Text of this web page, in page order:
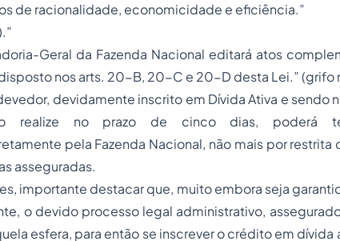
de racionalidade, economicidade e eficiência.”
Geral da Fazenda Nacional editará atos
nos arts. 20-B, 20-C e 20-D desta Lei.” (grifo
devidamente inscrito em Dívida Ativa e sendo
o realize no prazo de cinco dias, poderá
pela Fazenda Nacional, não mais por restrita
asseguradas.
importante destacar que, muito embora seja
o devido processo legal administrativo,
esfera, para então se inscrever o crédito em dívida